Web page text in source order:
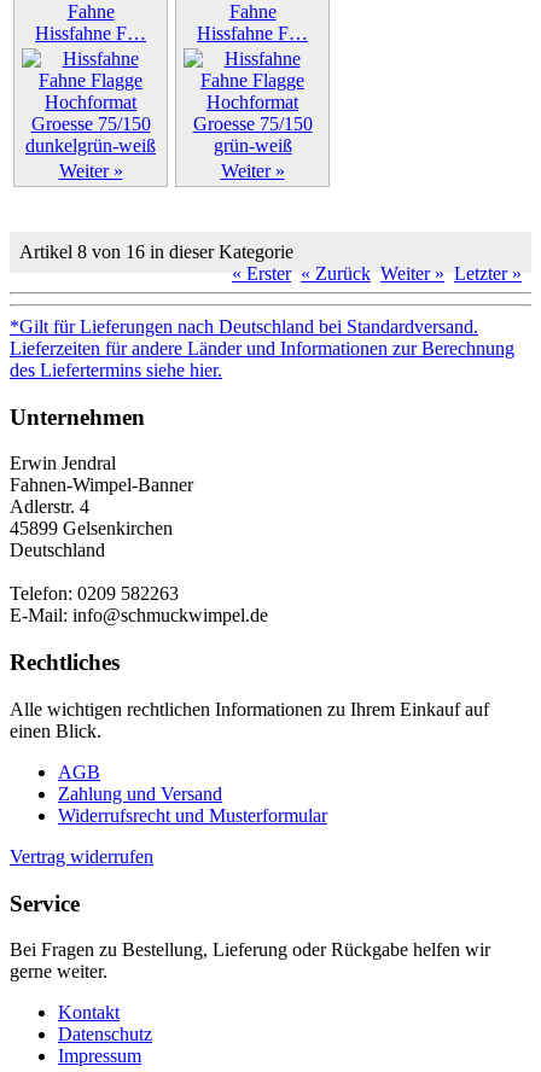
Fahne
Hissfahne F…
Weiter »
Fahne
Hissfahne F…
Weiter »
Artikel 8 von 16 in dieser Kategorie
« Erster « Zurück Weiter » Letzter »
*Gilt für Lieferungen nach Deutschland bei Standardversand.
Lieferzeiten für andere Länder und Informationen zur Berechnung
des Liefertermins siehe hier.
Unternehmen
Erwin Jendral
Fahnen-Wimpel-Banner
Adlerstr. 4
45899 Gelsenkirchen
Deutschland
Telefon: 0209 582263
E-Mail: info@schmuckwimpel.de
Rechtliches
Alle wichtigen rechtlichen Informationen zu Ihrem Einkauf auf
einen Blick.
AGB
Zahlung und Versand
Widerrufsrecht und Musterformular
Vertrag widerrufen
Service
Bei Fragen zu Bestellung, Lieferung oder Rückgabe helfen wir
gerne weiter.
Kontakt
Datenschutz
Impressum